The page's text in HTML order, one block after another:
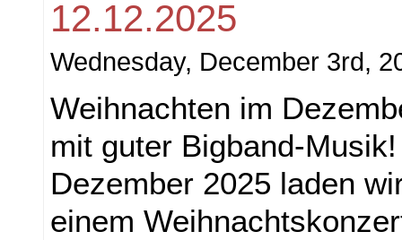
12.12.2025
Wednesday, December 3rd,
Weihnachten im
mit guter Bigband-
Dezember 2025 laden
einem